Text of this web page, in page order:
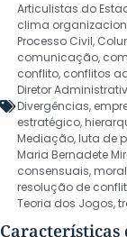
Articulistas do
clima
Processo Civil,
comunicação,
conflito, conflitos
Diretor
Divergências,
estratégico,
Mediação,luta de
Maria Bernadete
consensuais,moral
resolução de
Teoria dos Jogos,
Características